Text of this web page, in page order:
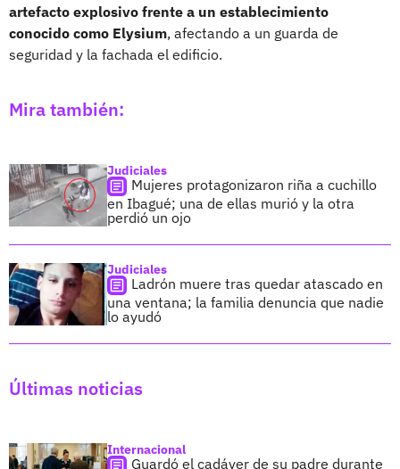
artefacto explosivo frente a un establecimiento
conocido como Elysium, afectando a un guarda de
seguridad y la fachada el edificio.
Mira también:
Judiciales
Mujeres protagonizaron riña a cuchillo
en Ibagué; una de ellas murió y la otra
perdió un ojo
Judiciales
Ladrón muere tras quedar atascado en
una ventana; la familia denuncia que nadie
lo ayudó
Últimas noticias
Internacional
Guardó el cadáver de su padre durante